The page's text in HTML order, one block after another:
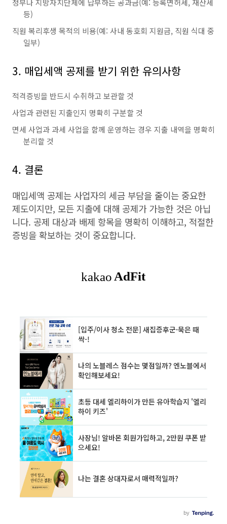
정부나 지방자치단체에 납부하는 공과금(예: 등록면허세, 재산세
등)
직원 복리후생 목적의 비용(예: 사내 동호회 지원금, 직원 식대 중
일부)
3. 매입세액 공제를 받기 위한 유의사항
적격증빙을 반드시 수취하고 보관할 것
사업과 관련된 지출인지 명확히 구분할 것
면세 사업과 과세 사업을 함께 운영하는 경우 지출 내역을 명확히
분리할 것
4. 결론
매입세액 공제는 사업자의 세금 부담을 줄이는 중요한
제도이지만, 모든 지출에 대해 공제가 가능한 것은 아닙
니다. 공제 대상과 배제 항목을 명확히 이해하고, 적절한
증빙을 확보하는 것이 중요합니다.